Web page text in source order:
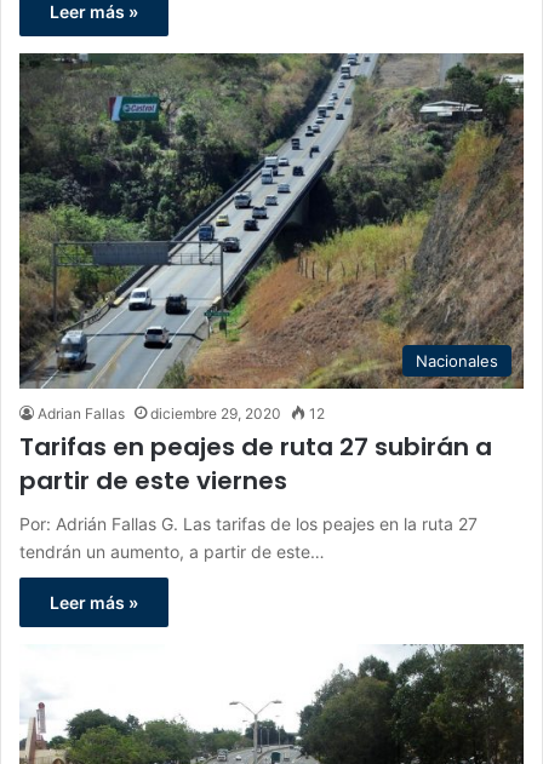
Leer más »
Nacionales
Adrian Fallas diciembre 29, 2020 12
Tarifas en peajes de ruta 27 subirán a
partir de este viernes
Por: Adrián Fallas G. Las tarifas de los peajes en la ruta 27
tendrán un aumento, a partir de este…
Leer más »